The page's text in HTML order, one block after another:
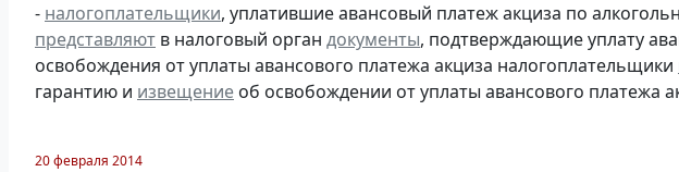
- налогоплательщики, уплатившие авансовый платеж акциза по
представляют в налоговый орган документы, подтверждающие уплату
освобождения от уплаты авансового платежа акциза налогоплательщики
гарантию и извещение об освобождении от уплаты авансового платежа
20 февраля 2014